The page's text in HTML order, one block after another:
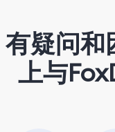
有疑问和
上与